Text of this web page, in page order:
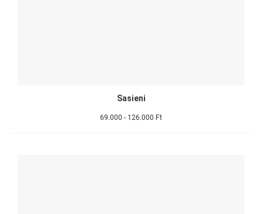
Sasieni
69.000 - 126.000 Ft